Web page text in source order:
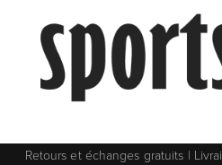
Retours et échanges gratuits |